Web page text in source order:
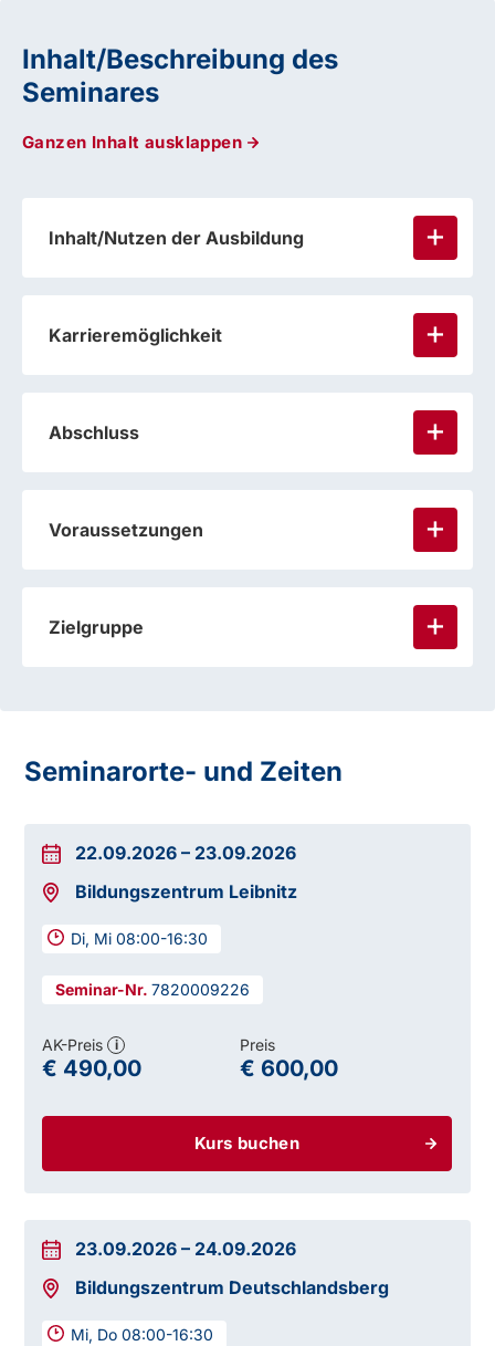
Inhalt/Beschreibung des
Seminares
Ganzen Inhalt ausklappen
Inhalt/Nutzen der Ausbildung
Karrieremöglichkeit
Abschluss
Voraussetzungen
Zielgruppe
Seminarorte- und Zeiten
22.09.2026 – 23.09.2026
Bildungszentrum Leibnitz
Di, Mi 08:00-16:30
7820009226
Kurs buchen
AK-Preis i
€ 490,00
Preis
€ 600,00
23.09.2026 – 24.09.2026
Bildungszentrum Deutschlandsberg
Mi, Do 08:00-16:30